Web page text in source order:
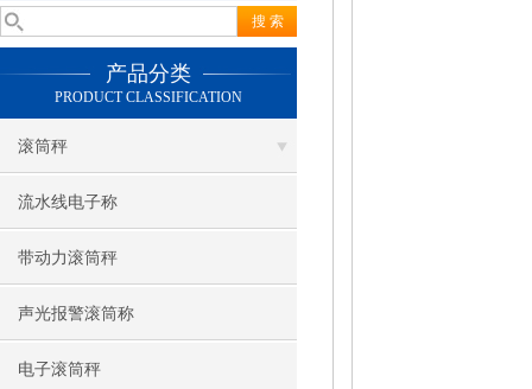
产品分类
PRODUCT CLASSIFICATION
滚筒秤
流水线电子称
带动力滚筒秤
声光报警滚筒称
电子滚筒秤